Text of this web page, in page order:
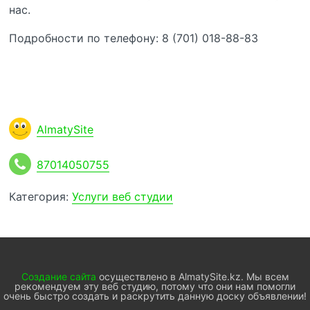
нас.
Подробности по телефону: 8 (701) 018-88-83
AlmatySite
87014050755
Категория:Услуги веб студии
Создание сайта осуществлено в AlmatySite.kz. Мы всем
рекомендуем эту веб студию, потому что они нам помогли
очень быстро создать и раскрутить данную доску объявлении!